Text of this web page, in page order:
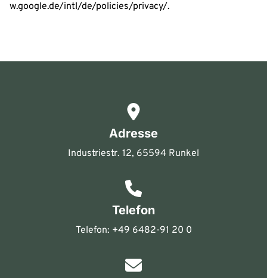
w.google.de/intl/de/policies/privacy/.
Adresse
Industriestr. 12, 65594 Runkel
Telefon
Telefon: +49 6482-91 20 0